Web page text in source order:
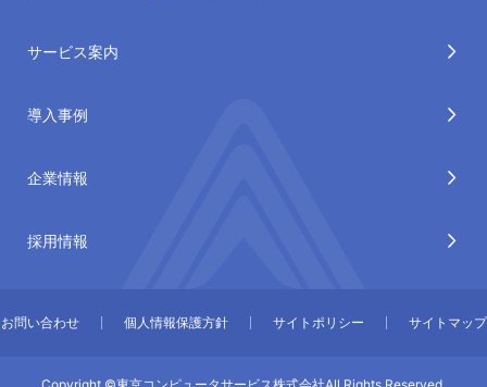
サービス案内
導入事例
企業情報
採用情報
お問い合わせ 個人情報保護方針 サイトポリシー サイトマップ